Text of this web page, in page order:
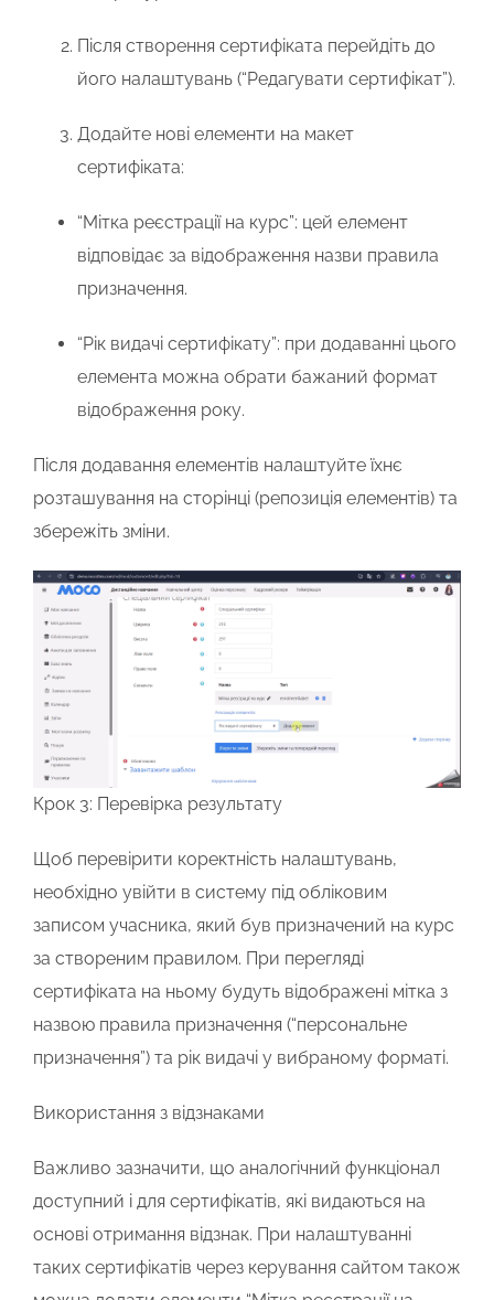
Після створення сертифіката перейдіть до
його налаштувань (“Редагувати сертифікат”).
Додайте нові елементи на макет
сертифіката:
“Мітка реєстрації на курс”: цей елемент
відповідає за відображення назви правила
призначення.
“Рік видачі сертифікату”: при додаванні цього
елемента можна обрати бажаний формат
відображення року.
Після додавання елементів налаштуйте їхнє
розташування на сторінці (репозиція елементів) та
збережіть зміни.
Крок 3: Перевірка результату
Щоб перевірити коректність налаштувань,
необхідно увійти в систему під обліковим
записом учасника, який був призначений на курс
за створеним правилом. При перегляді
сертифіката на ньому будуть відображені мітка з
назвою правила призначення (“персональне
призначення”) та рік видачі у вибраному форматі.
Використання з відзнаками
Важливо зазначити, що аналогічний функціонал
доступний і для сертифікатів, які видаються на
основі отримання відзнак. При налаштуванні
таких сертифікатів через керування сайтом також